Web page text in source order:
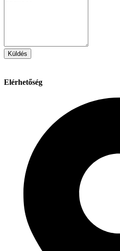
Küldés
Elérhetőség